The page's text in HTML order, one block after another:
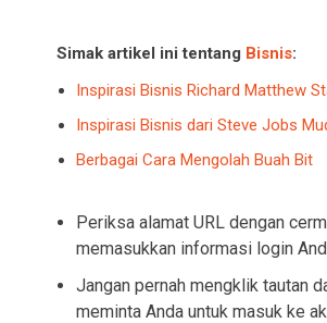
Simak artikel ini tentang Bisnis:
Inspirasi Bisnis Richard Matthew
Inspirasi Bisnis dari Steve Jobs
Berbagai Cara Mengolah Buah Bit
Periksa alamat URL dengan
memasukkan informasi login
Jangan pernah mengklik tautan
meminta Anda untuk masuk ke